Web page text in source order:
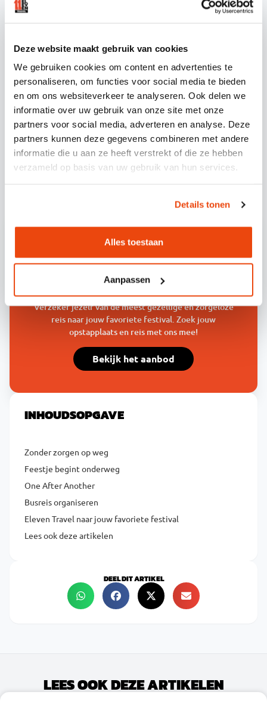
Deze website maakt gebruik van cookies
We gebruiken cookies om content en advertenties te
personaliseren, om functies voor social media te bieden
en om ons websiteverkeer te analyseren. Ook delen we
informatie over uw gebruik van onze site met onze
partners voor social media, adverteren en analyse. Deze
partners kunnen deze gegevens combineren met andere
informatie die u aan ze heeft verstrekt of die ze hebben
verzameld op basis van uw gebruik van hun services.
Details tonen
Alles toestaan
Aanpassen
GA JE MET ONS MEE?
Verzeker jezelf van de meest gezellige en zorgeloze
reis naar jouw favoriete festival. Zoek jouw
opstapplaats en reis met ons mee!
Bekijk het aanbod
INHOUDSOPGAVE
Zonder zorgen op weg
Feestje begint onderweg
One After Another
Busreis organiseren
Eleven Travel naar jouw favoriete festival
Lees ook deze artikelen
DEEL DIT ARTIKEL
FAVORIETE FESTIVAL
Freaqshow. Als echte festivalliefhebbers
weten wij namelijk maar al te goed wat jullie
wensen en behoeften zijn bij een busreis
naar jouw favoriete festival als Freaqshow.
Neem een kijkje oponze website, en boek
jouw busreis nu.
LEES OOK DEZE ARTIKELEN